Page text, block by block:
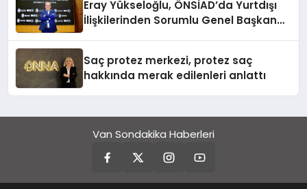
Eray Yükseloğlu, ÖNSİAD’da Yurtdışı
İlişkilerinden Sorumlu Genel Başkan
Saç protez merkezi, protez saç
hakkında merak edilenleri anlattı
Van Sondakika Haberleri